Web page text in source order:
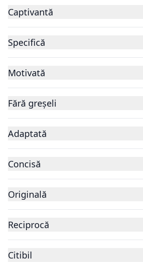
Captivantă
Specifică
Motivată
Fără greșeli
Adaptată
Concisă
Originală
Reciprocă
Citibil